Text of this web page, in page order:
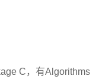
C，有Algorithms